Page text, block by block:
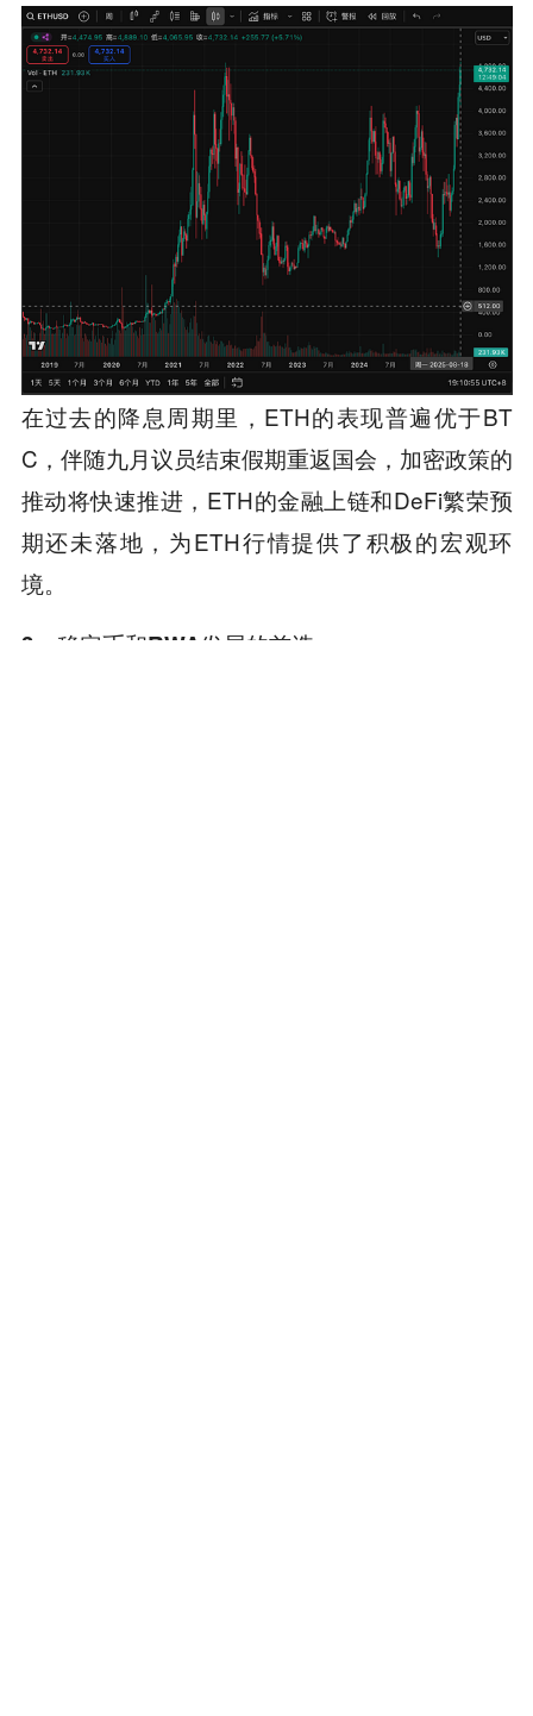
在过去的降息周期里，ETH的表现普遍优于BT
C，伴随九月议员结束假期重返国会，加密政策的
推动将快速推进，ETH的金融上链和DeFi繁荣预
期还未落地，为ETH行情提供了积极的宏观环
境。
3、稳定币和RWA发展的首选